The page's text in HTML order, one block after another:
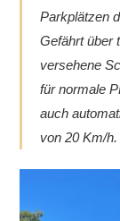
Parkplätzen
Gefährt über
versehene
für normale
auch
von 20 Km/h.